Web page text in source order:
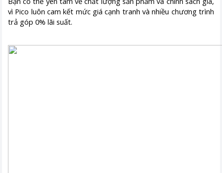
vì Pico luôn cam kết mức giá cạnh tranh và nhiều chương trình
trả góp 0% lãi suất.